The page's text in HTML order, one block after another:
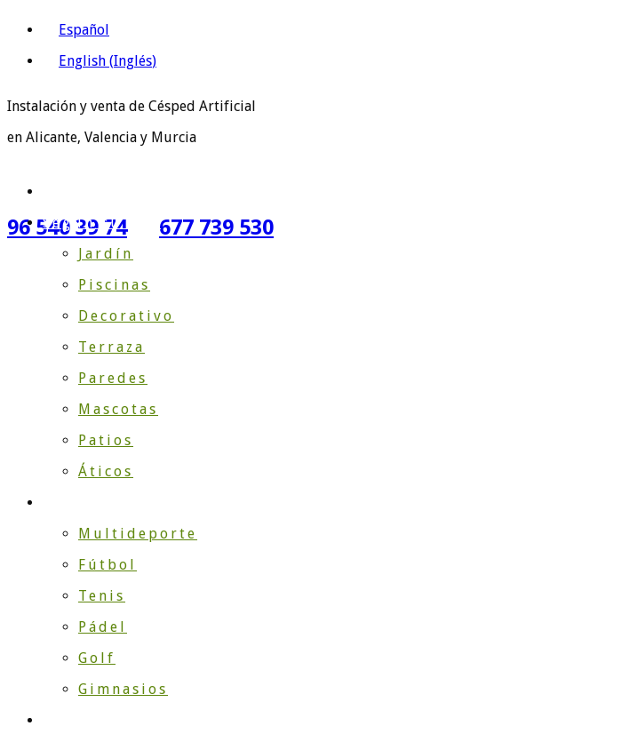
Español
English (Inglés)
Instalación y venta de Césped Artificial
en Alicante, Valencia y Murcia
96 540 39 74 677 739 530
Según su Uso
Jardín
Piscinas
Decorativo
Terraza
Paredes
Mascotas
Patios
Áticos
Multideporte
Fútbol
Tenis
Pádel
Golf
Gimnasios